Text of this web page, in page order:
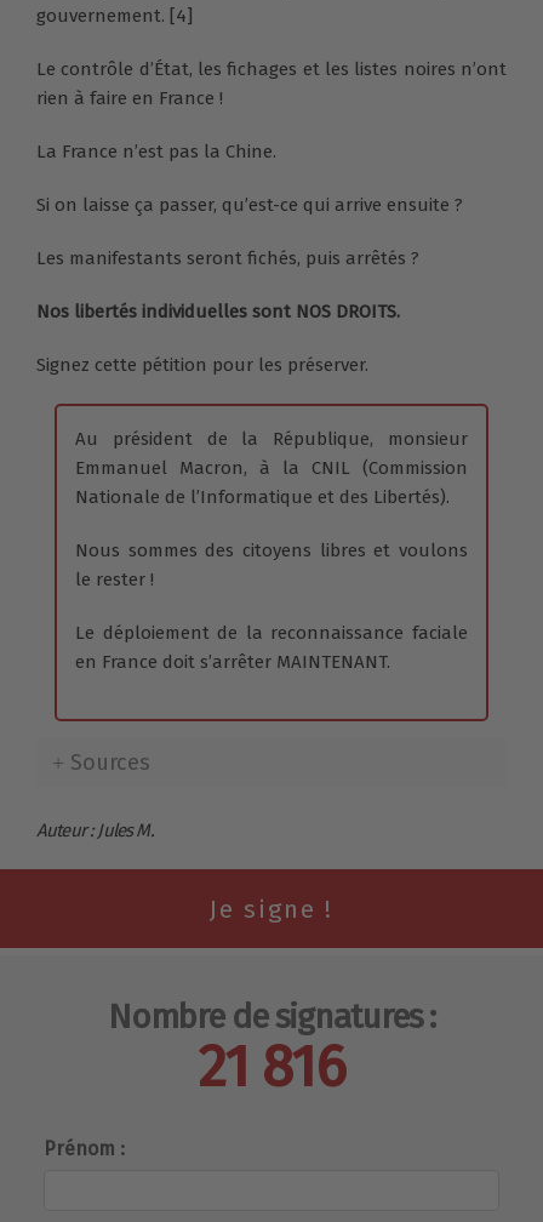
gouvernement. [4]
Le contrôle d’État, les fichages et les listes noires n’ont
rien à faire en France !
La France n’est pas la Chine.
Si on laisse ça passer, qu’est-ce qui arrive ensuite ?
Les manifestants seront fichés, puis arrêtés ?
Nos libertés individuelles sont NOS DROITS.
Signez cette pétition pour les préserver.
Au président de la République, monsieur
Emmanuel Macron, à la CNIL (Commission
Nationale de l’Informatique et des Libertés).
Nous sommes des citoyens libres et voulons
le rester !
Le déploiement de la reconnaissance faciale
en France doit s’arrêter MAINTENANT.
Sources
Auteur : Jules M.
Nombre de signatures :
21 816
Prénom :